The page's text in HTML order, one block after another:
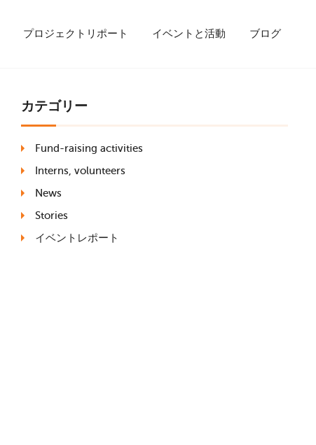
プロジェクトリポート イベントと活動 ブログ
カテゴリー
Fund-raising activities
Interns, volunteers
News
Stories
イベントレポート